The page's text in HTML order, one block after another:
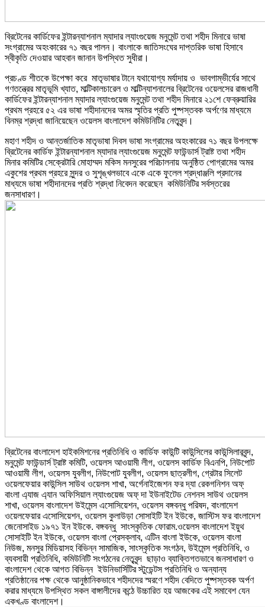
ব্রিটেনের কার্ডিফের ইন্টারন্যাশনাল ম্যাদার ল্যাংগুয়েজ মনুমেন্ট তথা শহীদ মিনারে ভাষা
সংগ্রামের অহংকারের ৭১ বছর পালন। বাংলাকে জাতিসংঘের দাপ্তরিক ভাষা হিসাবে
স্বীকৃতি দেওয়ার আহবান জানান উপস্থিত সুধীরা।
প্রচণ্ড শীতকে উপেক্ষা করে মাতৃভাষার টানে যথাযোগ্য মর্যাদায় ও ভাবগাম্ভীর্যের সাথে
গণতন্ত্রের মাতৃভূমি খ্যাত, মাল্টিকালচারেল ও মাল্টিন্যাশনালের ব্রিটেনের ওয়েলসের রাজধানী
কার্ডিফের ইন্টারন্যাশনাল ম্যাদার ল্যাংগুয়েজ মনুমেন্ট তথা শহীদ মিনারে ২১শে ফেব্রুয়ারির
প্রথম প্রহরে ৫২ এর ভাষা শহীদানদের অমর স্মৃতির প্রতি পুষ্পস্তবক অর্পণের মাধ্যমে
বিনম্র শ্রদ্ধা জানিয়েছেন ওয়েলস বাংলাদেশ কমিউনিটির নেতৃবৃন্দ।
মহাণ শহীদ ও আন্তর্জাতিক মাতৃভাষা দিবস ভাষা সংগ্রামের অহংকারের ৭১ বছর উপলক্ষে
ব্রিটেনের কার্ডিফ ইন্টারন্যাশনাল ম্যাদার ল্যাংগুয়েজ মনুমেন্ট ফাউন্ডার্স ট্রাষ্ট তথা শহীদ
মিনার কমিটির সেক্রেটারি মোহাম্মদ মকিস মনসুরের পরিচালনায় অনুষ্ঠিত পোগ্রামের অমর
একুশের প্রথম প্রহরে সুন্দর ও সুশৃঙ্খলভাবে একে একে ফুলেল শ্রদ্ধাঞ্জলি প্রদানের
মাধ্যমে ভাষা শহীদানদের প্রতি শ্রদ্ধা নিবেদন করেছেন কমিউনিটির সর্বস্তরের
জনসাধারণ।
ব্রিটেনের বাংলাদেশ হাইকমিশনের প্রতিনিধি ও কার্ডিফ কাউন্টি কাউন্সিলের কাউন্সিলারবৃন্দ,
মনুমেন্ট ফাউন্ডার্স ট্রাষ্ট কমিটি, ওয়েলস আওয়ামী লীগ, ওয়েলস কার্ডিফ বিএনপি, নিউপোট
আওয়ামী লীগ, ওয়েলস যুবলীগ, নিউপোট যুবলীগ, ওয়েলস ছাত্রলীগ, গ্রেটার সিলেট
ওয়েলফেয়ার কাউন্সিল সাউথ ওয়েলস শাখা, অর্গেনাইজেশন ফর দ্যা রেকগনিশন অফ্
বাংলা এ্যাজ এ্যান অফিসিয়াল ল্যাংগুয়েজ অফ্ দা ইউনাইটেড নেশনস সাউথ ওয়েলস
শাখা, ওয়েলস বাংলাদেশ উইমেন্স এসোসিয়েশন, ওয়েলস বঙ্গবন্ধু পরিষদ, বাংলাদেশ
ওয়েলফেয়ার এসোসিয়েশন, ওয়েলস কুলাউড়া সোসাইটি ইন ইউকে, জাস্টিস ফর বাংলাদেশ
জেনোসাইড ১৯৭১ ইন ইউকে. বঙ্গবন্ধু সাংস্কৃতিক ফোরাম.ওয়েলস বাংলাদেশ ইয়ুথ
সোসাইটি ইন ইউকে, ওয়েলস বাংলা প্রেসক্লাব, এটিন বাংলা ইউকে, ওয়েলস বাংলা
নিউজ, মনসুর মিডিয়াসহ বিভিন্ন সামাজিক, সাংস্কৃতিক সংগঠন, উইমেন্স প্রতিনিধি, ও
ব্যবসায়ী প্রতিনিধি, কমিউনিটি সংগঠনের নেতৃবৃন্দ ছাড়াও ব্যাক্তিগতভাবে জনসাধারণ ও
বাংলাদেশ থেকে আগত বিভিন্ন ইউনিভার্সিটির স্টুডেন্টস প্রতিনিধি ও অন্যান্য
প্রতিষ্ঠানের পক্ষ থেকে আনুষ্ঠানিকভাবে শহীদদের স্মরণে শহীদ বেদিতে পুষ্পস্তবক অর্পণ
করার মাধ্যমে উপস্থিত সকল বাঙ্গালীদের কন্ঠে উচ্চারিত হয় আজকের এই সমাবেশ যেন
একখণ্ড বাংলাদেশ।